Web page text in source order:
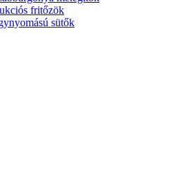
fritőzök
sütők